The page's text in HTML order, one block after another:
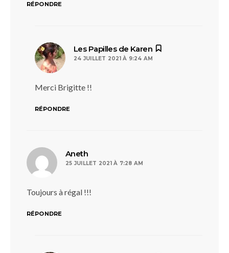
RÉPONDRE
Les Papilles de Karen
24 JUILLET 2021 À 9:24 AM
Merci Brigitte !!
RÉPONDRE
Aneth
25 JUILLET 2021 À 7:28 AM
Toujours à régal !!!
RÉPONDRE